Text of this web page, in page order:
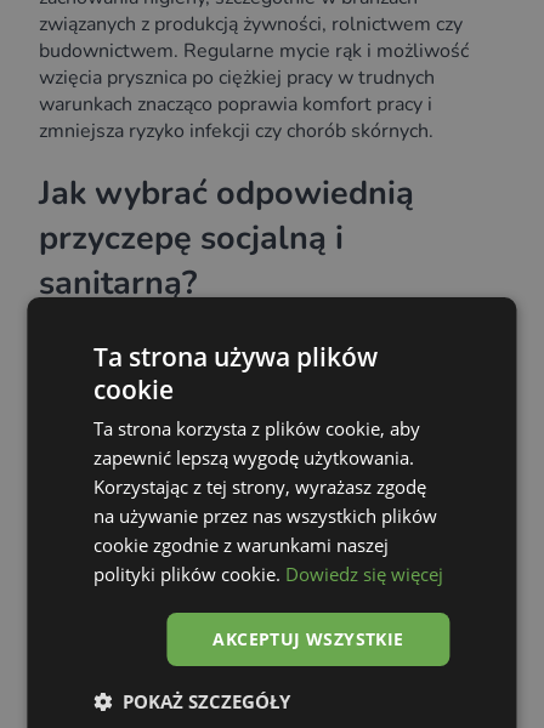
związanych z produkcją żywności, rolnictwem czy
budownictwem. Regularne mycie rąk i możliwość
wzięcia prysznica po ciężkiej pracy w trudnych
warunkach znacząco poprawia komfort pracy i
zmniejsza ryzyko infekcji czy chorób skórnych.
Jak wybrać odpowiednią
przyczepę socjalną i
sanitarną?
Wybór odpowiedniej przyczepy powinien być
dostosowany do potrzeb danej firmy i specyfiki pracy.
Warto zwrócić uwagę na kilka podstawowych
aspektów:
pojemność – ile osób będzie korzystać z
przyczepy? W zależności od liczby pracowników
można dobrać większy lub mniejszy model,
rodzaj wyposażenia – czy wystarczy
podstawowe zaplecze sanitarne, czy potrzebne
są dodatkowe udogodnienia, takie jak prysznice
czy ogrzewanie?
mobilność – czy przyczepa ma być stale
przewożona między lokalizacjami, czy będzie
używana przez dłuższy czas w jednym miejscu?
Ta strona używa plików
cookie
Ta strona korzysta z plików cookie, aby
zapewnić lepszą wygodę użytkowania.
Korzystając z tej strony, wyrażasz zgodę
na używanie przez nas wszystkich plików
cookie zgodnie z warunkami naszej
polityki plików cookie. Dowiedz się więcej
AKCEPTUJ WSZYSTKIE
POKAŻ SZCZEGÓŁY